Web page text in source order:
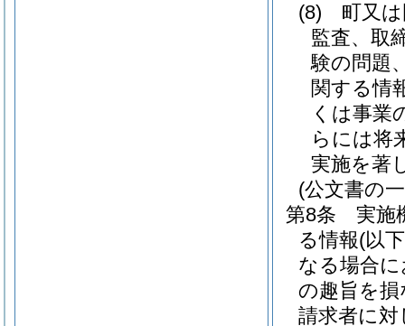
(8)
町又
監査、取
験の問題
関する情
くは事業
らには将
実施を著
(公文書の
第8条
実施
る情報(以
なる場合
の趣旨を
請求者に